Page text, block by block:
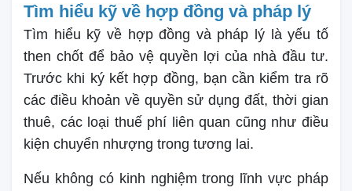
Tìm hiểu kỹ về hợp đồng và pháp lý
Tìm hiểu kỹ về hợp đồng và pháp lý là yếu tố
then chốt để bảo vệ quyền lợi của nhà đầu tư.
Trước khi ký kết hợp đồng, bạn cần kiểm tra rõ
các điều khoản về quyền sử dụng đất, thời gian
thuê, các loại thuế phí liên quan cũng như điều
kiện chuyển nhượng trong tương lai.
Nếu không có kinh nghiệm trong lĩnh vực pháp